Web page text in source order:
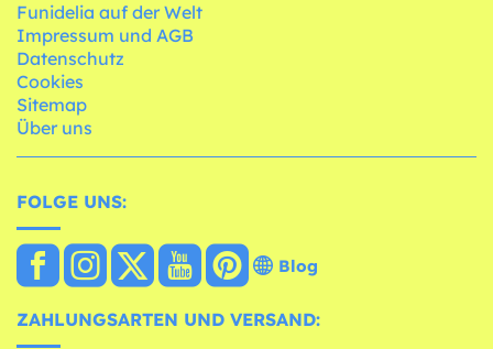
Funidelia auf der Welt
Impressum und AGB
Datenschutz
Cookies
Sitemap
Über uns
FOLGE UNS:
Blog
ZAHLUNGSARTEN UND VERSAND: